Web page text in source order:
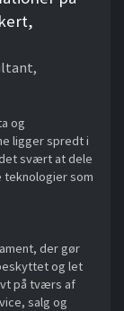
og
ligger spredt i
svært at dele
teknologier som
der gør
og let
på tværs af
salg og